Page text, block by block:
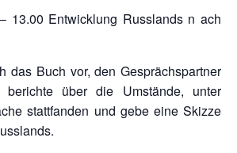
13.00 Entwicklung Russlands n ach
das Buch vor, den Gesprächspartner
berichte über die Umstände, unter
stattfanden und gebe eine Skizze